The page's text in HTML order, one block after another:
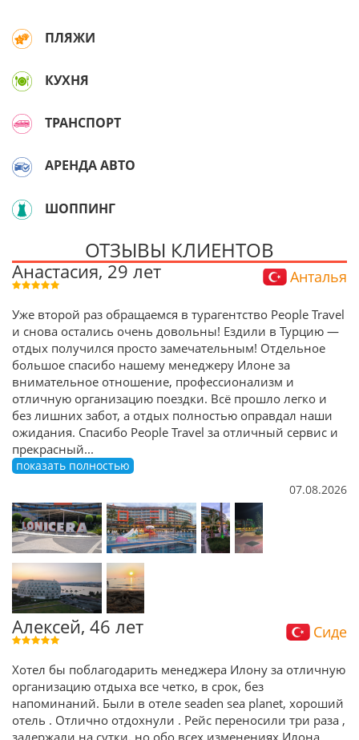
ПЛЯЖИ
КУХНЯ
ТРАНСПОРТ
АРЕНДА АВТО
ШОППИНГ
ОТЗЫВЫ КЛИЕНТОВ
Анастасия, 29 лет Анталья
Уже второй раз обращаемся в турагентство People Travel
и снова остались очень довольны! Ездили в Турцию —
отдых получился просто замечательным! Отдельное
большое спасибо нашему менеджеру Илоне за
внимательное отношение, профессионализм и
отличную организацию поездки. Всё прошло легко и
без лишних забот, а отдых полностью оправдал наши
ожидания. Спасибо People Travel за отличный сервис и
прекрасный...
показать полностью
07.08.2026
Алексей, 46 лет Сиде
Хотел бы поблагодарить менеджера Илону за отличную
организацию отдыха все четко, в срок, без
напоминаний. Были в отеле seaden sea planet, хороший
отель . Отлично отдохнули . Рейс переносили три раза ,
задержали на сутки, но обо всех изменениях Илона